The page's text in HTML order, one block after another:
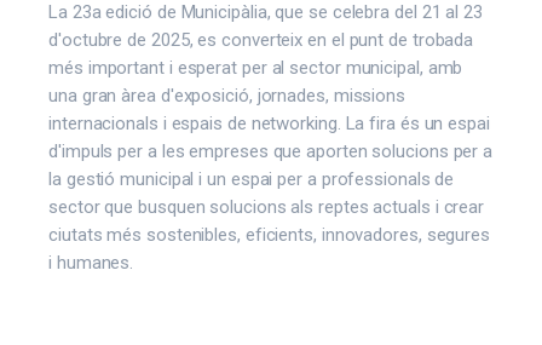
La 23a edició de Municipàlia, que se celebra del 21 al 23
d'octubre de 2025, es converteix en el punt de trobada
més important i esperat per al sector municipal, amb
una gran àrea d'exposició, jornades, missions
internacionals i espais de networking. La fira és un espai
d'impuls per a les empreses que aporten solucions per a
la gestió municipal i un espai per a professionals de
sector que busquen solucions als reptes actuals i crear
ciutats més sostenibles, eficients, innovadores, segures
i humanes.